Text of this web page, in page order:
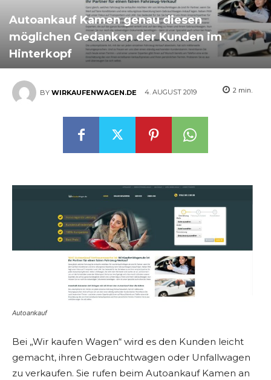
Autoankauf Kamen genau diesen
möglichen Gedanken der Kunden im
Hinterkopf
BY WIRKAUFENWAGEN.DE 4. AUGUST 2019 2 min.
Autoankauf
Bei „Wir kaufen Wagen“ wird es den Kunden leicht
gemacht, ihren Gebrauchtwagen oder Unfallwagen
zu verkaufen. Sie rufen beim Autoankauf Kamen an